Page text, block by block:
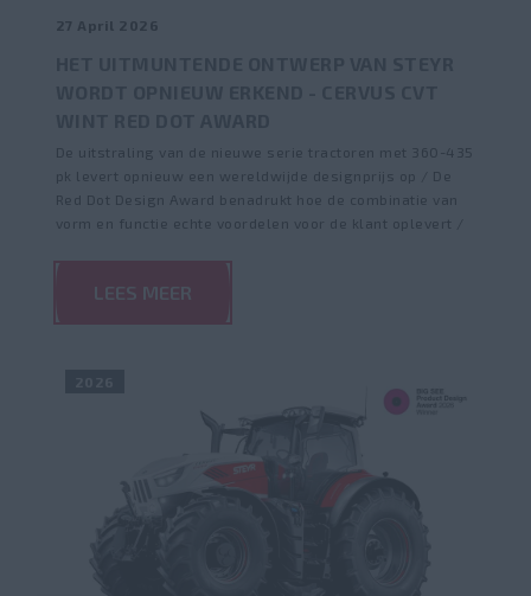
27 April 2026
De uitstraling van de nieuwe serie tractoren met 360-435
pk levert opnieuw een wereldwijde designprijs op / De
Red Dot Design Award benadrukt hoe de combinatie van
vorm en functie echte voordelen voor de klant oplevert /
LEES MEER